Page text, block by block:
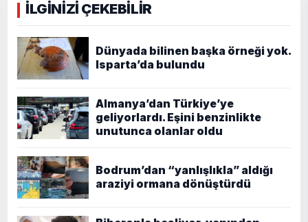
İLGİNİZİ ÇEKEBİLİR
Dünyada bilinen başka örneği yok.
Isparta’da bulundu
Almanya’dan Türkiye’ye
geliyorlardı. Eşini benzinlikte
unutunca olanlar oldu
Bodrum’dan “yanlışlıkla” aldığı
araziyi ormana dönüştürdü